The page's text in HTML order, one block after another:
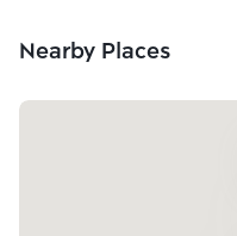
Nearby Places